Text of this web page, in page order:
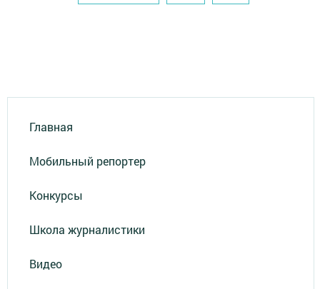
Главная
Мобильный репортер
Конкурсы
Школа журналистики
Видео